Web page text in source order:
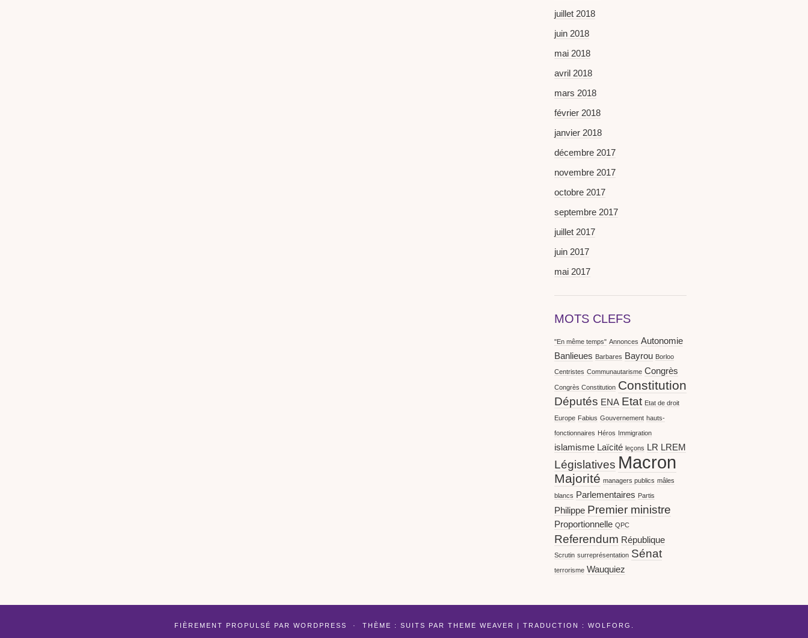
juillet 2018
juin 2018
mai 2018
avril 2018
mars 2018
février 2018
janvier 2018
décembre 2017
novembre 2017
octobre 2017
septembre 2017
juillet 2017
juin 2017
mai 2017
MOTS CLEFS
"En même temps" Annonces Autonomie
Banlieues Barbares Bayrou Borloo
Centristes Communautarisme Congrès
Congrès Constitution Constitution
Députés ENA Etat Etat de droit
Europe Fabius Gouvernement hauts-
fonctionnaires Héros Immigration
islamisme Laïcité leçons LR LREM
Législatives Macron
Majorité managers publics mâles
blancs Parlementaires Partis
Philippe Premier ministre
Proportionnelle QPC
Referendum République
Scrutin surreprésentation Sénat
terrorisme Wauquiez
FIÈREMENT PROPULSÉ PAR WORDPRESS · THÈME : SUITS PAR THEME WEAVER | TRADUCTION : WOLFORG